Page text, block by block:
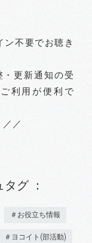
不要でお聴き
更新通知の受
利用が便利で
／
グ ：
＃お役立ち情報
＃ヨコイト(部活動)